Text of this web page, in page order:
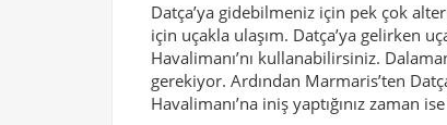
Datça’ya gidebilmeniz için pek çok
için uçakla ulaşım. Datça’ya gelirken
Havalimanı’nı kullanabilirsiniz.
gerekiyor. Ardından Marmaris’ten
Havalimanı’na iniş yaptığınız zaman